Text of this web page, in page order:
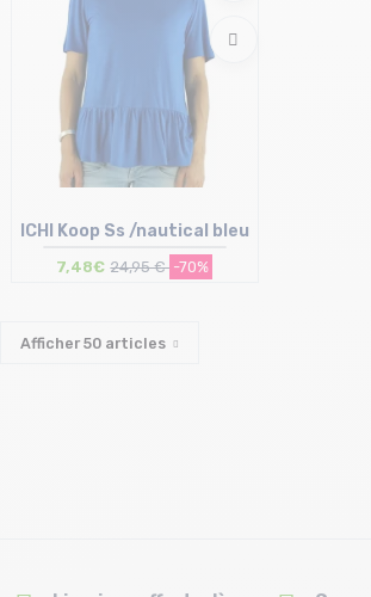
Taille en stock
ICHI Koop Ss /nautical bleu
7,48€ 24,95 € -70%
Afficher50 articles